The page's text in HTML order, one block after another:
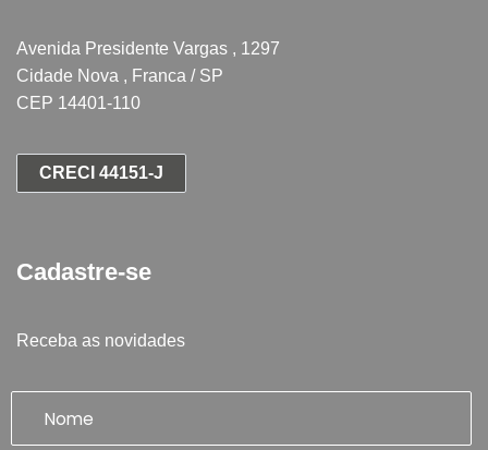
Avenida Presidente Vargas , 1297
Cidade Nova , Franca / SP
CEP 14401-110
CRECI 44151-J
Cadastre-se
Receba as novidades